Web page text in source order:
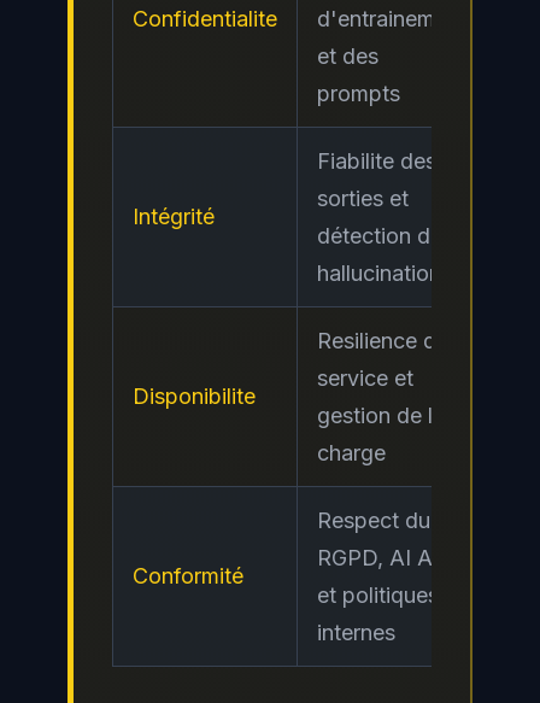
Confidentialite
d'entrainement
et des
prompts
Intégrité
Fiabilite des
sorties et
détection des
hallucinations
Disponibilite
Resilience du
service et
gestion de la
charge
Conformité
Respect du
RGPD, AI Act
et politiques
internes